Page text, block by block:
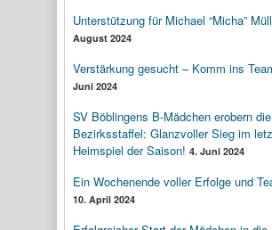
Unterstützung für Michael “Micha”
August 2024
Verstärkung gesucht – Komm ins
Juni 2024
SV Böblingens B-Mädchen erobern die
Bezirksstaffel: Glanzvoller Sieg im
Heimspiel der Saison! 4. Juni 2024
Ein Wochenende voller Erfolge und
10. April 2024